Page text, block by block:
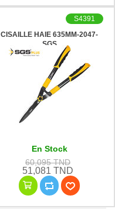
CISAILLE HAIE 635MM-2047-
SGS
S4391
En Stock
60,095 TND
51,081 TND